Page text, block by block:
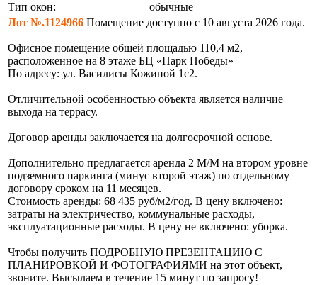
Тип окон:
обычные
Лот №.1124966 Помещение доступно с 10 августа 2026 года.
Офисное помещение общей площадью 110,4 м2,
расположенное на 8 этаже БЦ «Парк Победы»
По адресу: ул. Василисы Кожиной 1с2.
Отличительной особенностью объекта является наличие
выхода на террасу.
Договор аренды заключается на долгосрочной основе.
Дополнительно предлагается аренда 2 М/М на втором уровне
подземного паркинга (минус второй этаж) по отдельному
договору сроком на 11 месяцев.
Стоимость аренды: 68 435 руб/м2/год. В цену включено:
затраты на электричество, коммунальные расходы,
эксплуатационные расходы. В цену не включено: уборка.
Чтобы получить ПОДРОБНУЮ ПРЕЗЕНТАЦИЮ С
ПЛАНИРОВКОЙ И ФОТОГРАФИЯМИ на этот объект,
звоните. Высылаем в течение 15 минут по запросу!